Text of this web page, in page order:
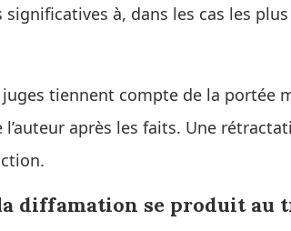
significatives à, dans les cas les
tiennent compte de la portée
après les faits. Une
diffamation se produit au